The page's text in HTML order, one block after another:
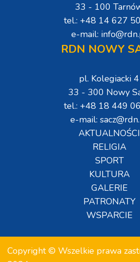
33 - 100
tel.: +48 14 627
e-mail:
RDN NOWY
pl. Kolegiacki 4
33 - 300 Nowy
tel.: +48 18 449
e-mail:
AKTUALNOŚCI
RELIGIA
SPORT
KULTURA
GALERIE
PATRONATY
WSPARCIE
Copyright © Wszelkie prawa